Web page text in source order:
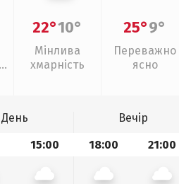
22°10°
Мінлива
хмарність
25°9°
Переважно
ясно
День
Вечір
15:00 18:00 21:00